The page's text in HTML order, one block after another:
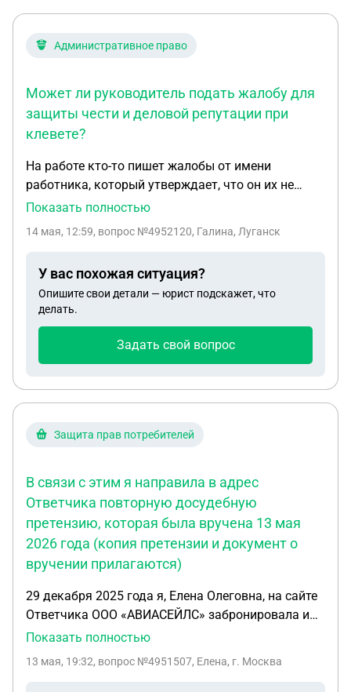
Административное право
Может ли руководитель подать жалобу для
защиты чести и деловой репутации при
клевете?
На работе кто-то пишет жалобы от имени
работника, который утверждает, что он их не
писал, подпись подделана, текст напечатан. В
практически все работники предприятия,
ли я, руководитель, написать ответное обращение
для защиты своей чести, достоинства и деловой
репутации?
Показать полностью
14 мая, 12:59, вопрос №4952120, Галина, Луганск
У вас похожая ситуация?
Опишите свои детали — юрист подскажет, что
делать.
Задать свой вопрос
Защита прав потребителей
В связи с этим я направила в адрес
Ответчика повторную досудебную
претензию, которая была вручена 13 мая
2026 года (копия претензии и документ о
вручении прилагаются)
29 декабря 2025 года я, Елена Олеговна, на сайте
Ответчика ООО «АВИАСЕЙЛС» забронировала и
оплатила авиабилеты по заказу № 17350996 на
об оплате прилагаются). Перелёт должен был
Показать полностью
13 мая, 19:32, вопрос №4951507, Елена, г. Москва